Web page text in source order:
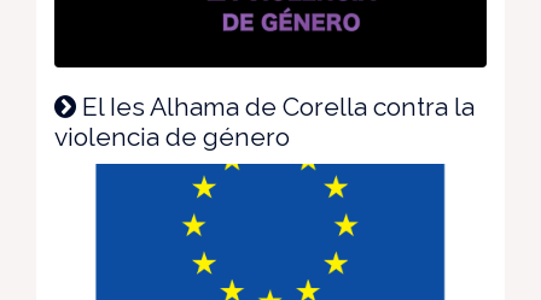
El Ies Alhama de Corella contra la
violencia de género